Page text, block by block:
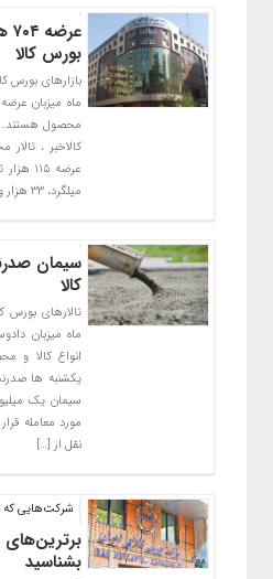
بورس کالا
محصول هستند.
کالاخبر ،
میلگرد، ۳۳ هزار و ۳۰۰ تن شمش بلوم، […]
سیمان
کالا
انواع کالا و
یکشنبه ها
مورد معامله
نقل از […]
شرکت‌هایی که
برترین‌های
بشناسید